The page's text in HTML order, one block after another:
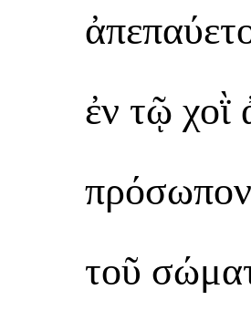
ἐν τῷ χοῒ
τοῦ